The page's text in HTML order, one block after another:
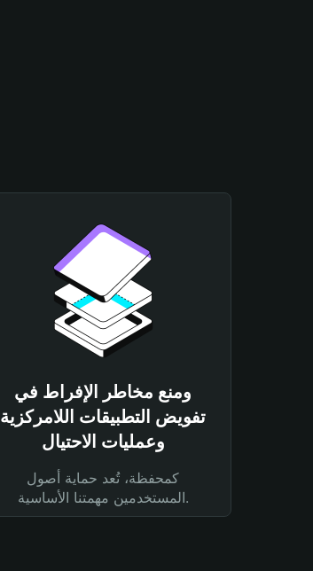
ومنع مخاطر الإفراط في
تفويض التطبيقات اللامركزية
وعمليات الاحتيال
كمحفظة، تُعد حماية أصول
المستخدمين مهمتنا الأساسية.